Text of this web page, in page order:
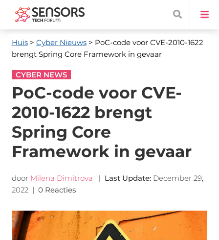
Huis> Cyber ​​Nieuws> PoC-code voor CVE-2010-1622
brengt Spring Core Framework in gevaar
CYBER NEWS
PoC-code voor CVE-
2010-1622 brengt
Spring Core
Framework in gevaar
door Milena Dimitrova | Last Update: December 29,
2022| 0 Reacties